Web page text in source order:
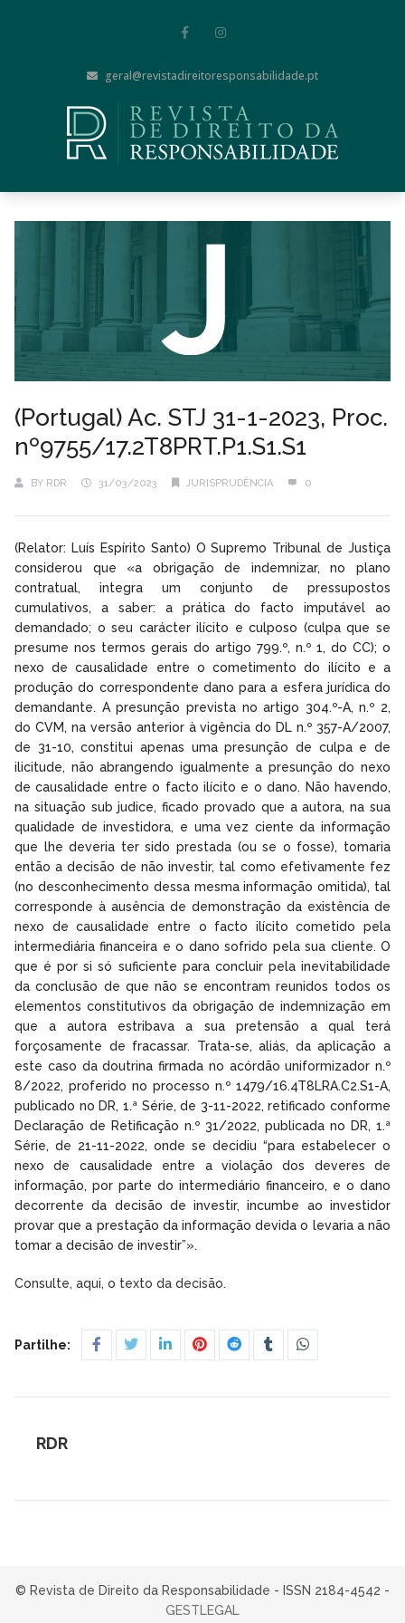
geral@revistadireitoresponsabilidade.pt
(Portugal) Ac. STJ 31-1-2023, Proc.
nº9755/17.2T8PRT.P1.S1.S1
BY RDR 31/03/2023 JURISPRUDÊNCIA 0
(Relator: Luís Espírito Santo) O Supremo Tribunal de Justiça
considerou que «a obrigação de indemnizar, no plano
contratual, integra um conjunto de pressupostos
cumulativos, a saber: a prática do facto imputável ao
demandado; o seu carácter ilícito e culposo (culpa que se
presume nos termos gerais do artigo 799.º, n.º 1, do CC); o
nexo de causalidade entre o cometimento do ilícito e a
produção do correspondente dano para a esfera jurídica do
demandante. A presunção prevista no artigo 304.º-A, n.º 2,
do CVM, na versão anterior à vigência do DL n.º 357-A/2007,
de 31-10, constitui apenas uma presunção de culpa e de
ilicitude, não abrangendo igualmente a presunção do nexo
de causalidade entre o facto ilícito e o dano. Não havendo,
na situação sub judice, ficado provado que a autora, na sua
qualidade de investidora, e uma vez ciente da informação
que lhe deveria ter sido prestada (ou se o fosse), tomaria
então a decisão de não investir, tal como efetivamente fez
(no desconhecimento dessa mesma informação omitida), tal
corresponde à ausência de demonstração da existência de
nexo de causalidade entre o facto ilícito cometido pela
intermediária financeira e o dano sofrido pela sua cliente. O
que é por si só suficiente para concluir pela inevitabilidade
da conclusão de que não se encontram reunidos todos os
elementos constitutivos da obrigação de indemnização em
que a autora estribava a sua pretensão a qual terá
forçosamente de fracassar. Trata-se, aliás, da aplicação a
este caso da doutrina firmada no acórdão uniformizador n.º
8/2022, proferido no processo n.º 1479/16.4T8LRA.C2.S1-A,
publicado no DR, 1.ª Série, de 3-11-2022, retificado conforme
Declaração de Retificação n.º 31/2022, publicada no DR, 1.ª
Série, de 21-11-2022, onde se decidiu “para estabelecer o
nexo de causalidade entre a violação dos deveres de
informação, por parte do intermediário financeiro, e o dano
decorrente da decisão de investir, incumbe ao investidor
provar que a prestação da informação devida o levaria a não
tomar a decisão de investir”».
Consulte, aqui, o texto da decisão.
Partilhe:
RDR
© Revista de Direito da Responsabilidade - ISSN 2184-4542 -
GESTLEGAL